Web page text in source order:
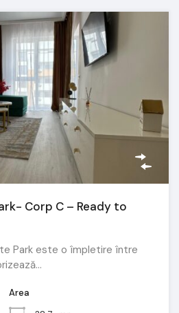
Corp C – Ready to
Park este o împletire între
Area